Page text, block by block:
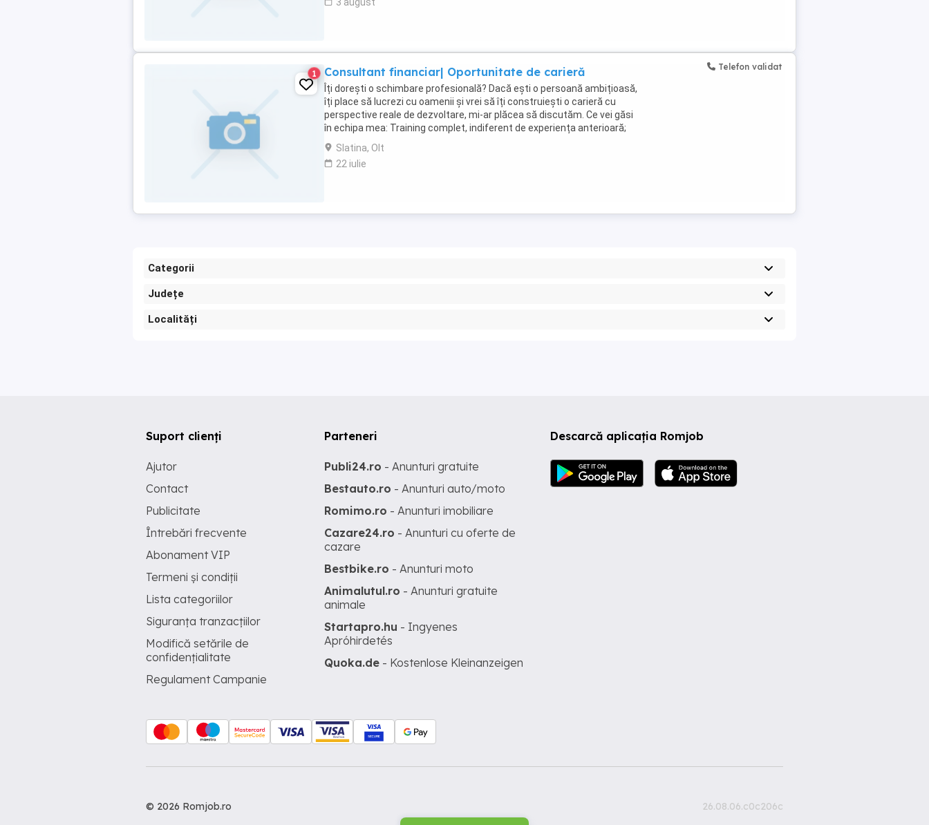
1 Consultant financiar| Oportunitate de carieră
Îți dorești o schimbare profesională? Dacă ești o persoană ambițioasă,
îți place să lucrezi cu oamenii și vrei să îți construiești o carieră cu
perspective reale de dezvoltare, mi-ar plăcea să discutăm. Ce vei găsi
în echipa mea: Training complet, indiferent de experiența anterioară;
Sprijin ...
Slatina, Olt
22 iulie
Telefon validat
Categorii
Județe
Localități
Descarcă aplicația Romjob
Suport clienți
Ajutor
Contact
Publicitate
Întrebări frecvente
Abonament VIP
Termeni și condiții
Lista categoriilor
Siguranța tranzacțiilor
Modifică setările de
confidențialitate
Regulament Campanie
Parteneri
Publi24.ro - Anunturi gratuite
Bestauto.ro - Anunturi auto/moto
Romimo.ro - Anunturi imobiliare
Cazare24.ro - Anunturi cu oferte de
cazare
Bestbike.ro - Anunturi moto
Animalutul.ro - Anunturi gratuite
animale
Startapro.hu - Ingyenes
Apróhirdetés
Quoka.de - Kostenlose Kleinanzeigen
© 2026 Romjob.ro 26.08.06.c0c206c